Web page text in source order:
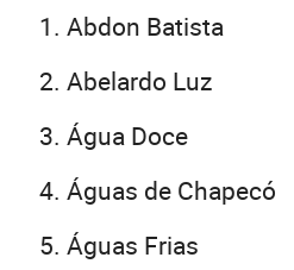
Abdon Batista
Abelardo Luz
Água Doce
Águas de Chapecó
Águas Frias